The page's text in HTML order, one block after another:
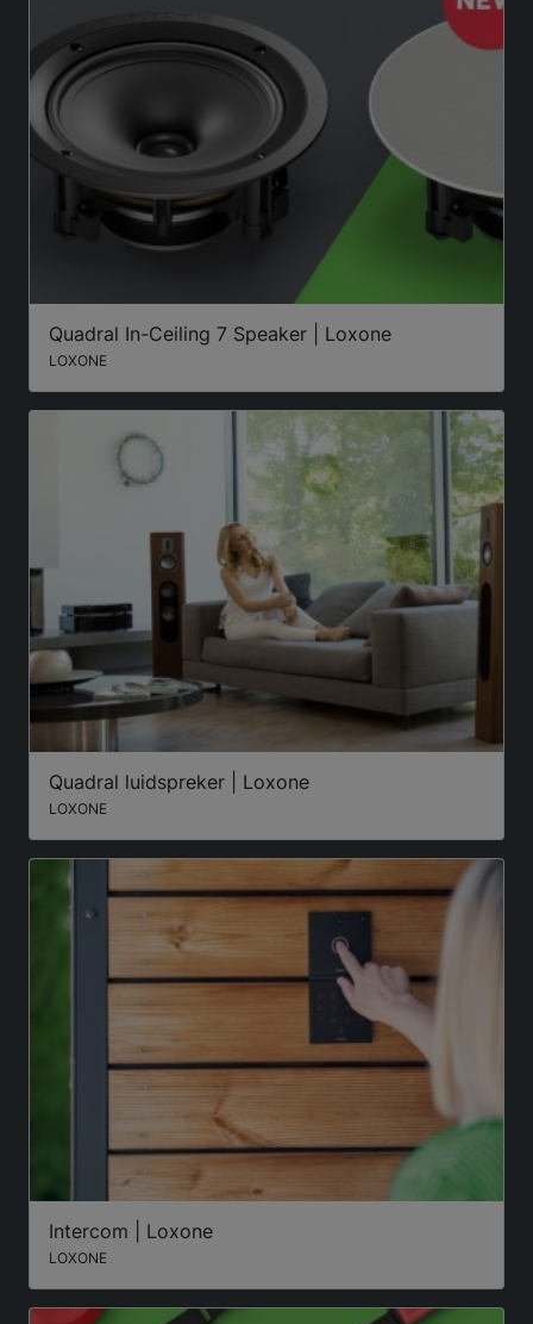
Quadral In-Ceiling 7 Speaker | Loxone
LOXONE
Quadral luidspreker | Loxone
LOXONE
Intercom | Loxone
LOXONE